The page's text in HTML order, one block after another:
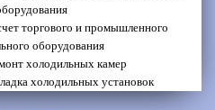
торгового и промышленного
оборудования
холодильных камер
холодильных установок